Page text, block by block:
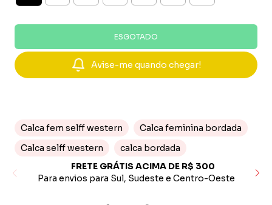
Avise-me quando chegar!
Calca fem selff western
Calca feminina bordada
Calca selff western
calca bordada
FRETE GRÁTIS ACIMA DE R$ 300
Para envios para Sul, Sudeste e Centro-Oeste